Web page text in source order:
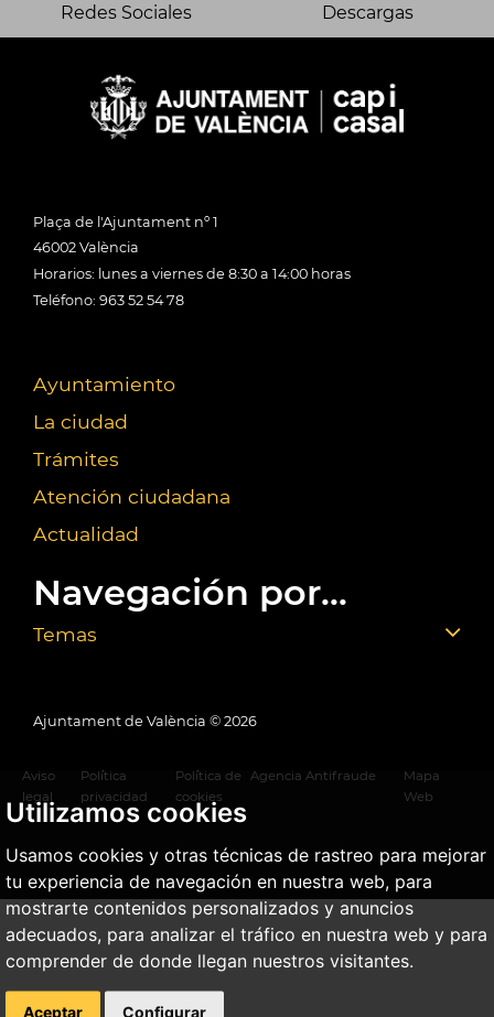
Utilizamos cookies
Usamos cookies y otras técnicas de rastreo para mejorar
tu experiencia de navegación en nuestra web, para
mostrarte contenidos personalizados y anuncios
adecuados, para analizar el tráfico en nuestra web y para
comprender de donde llegan nuestros visitantes.
Aceptar Configurar
Redes Sociales Descargas
Plaça de l'Ajuntament nº 1
46002 València
Horarios: lunes a viernes de 8:30 a 14:00 horas
Teléfono: 963 52 54 78
Ayuntamiento
La ciudad
Trámites
Atención ciudadana
Actualidad
Navegación por...
Temas
Ajuntament de València © 2026
Aviso
legal
Política
privacidad
Política de
cookies
Agencia Antifraude
Mapa
Web